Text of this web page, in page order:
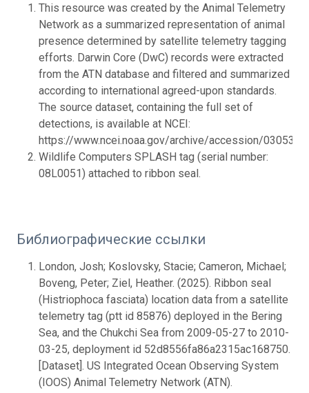
This resource was created by the Animal Telemetry
Network as a summarized representation of animal
presence determined by satellite telemetry tagging
efforts. Darwin Core (DwC) records were extracted
from the ATN database and filtered and summarized
according to international agreed-upon standards.
The source dataset, containing the full set of
detections, is available at NCEI:
https://www.ncei.noaa.gov/archive/accession/0305398.
Wildlife Computers SPLASH tag (serial number:
08L0051) attached to ribbon seal.
Библиографические ссылки
London, Josh; Koslovsky, Stacie; Cameron, Michael;
Boveng, Peter; Ziel, Heather. (2025). Ribbon seal
(Histriophoca fasciata) location data from a satellite
telemetry tag (ptt id 85876) deployed in the Bering
Sea, and the Chukchi Sea from 2009-05-27 to 2010-
03-25, deployment id 52d8556fa86a2315ac168750.
[Dataset]. US Integrated Ocean Observing System
(IOOS) Animal Telemetry Network (ATN).